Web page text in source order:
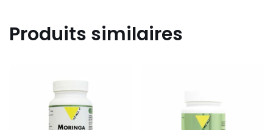
Produits similaires